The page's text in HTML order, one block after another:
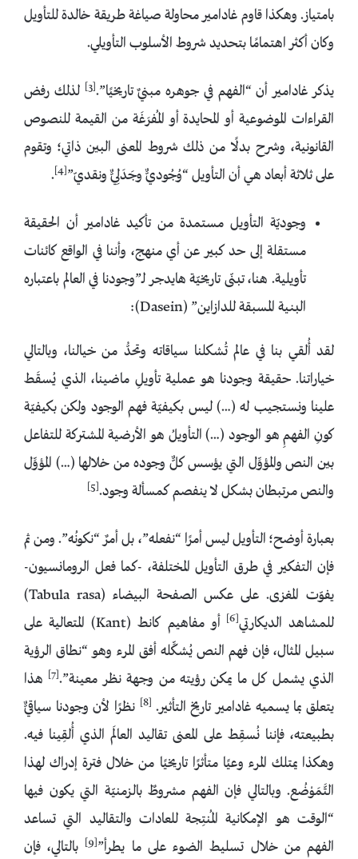
بامتياز. وهكذا قاوم غادامير محاولة صياغة طريقة خالدة للتأويل
وكان أكثر اهتمامًا بتحديد شروط الأسلوب التأويلي.
يذكر غادامير أن “الفهم في جوهره مبنيٌ تاريخيًا”.[3]
لذلك رفض
القراءات الموضوعية أو المحايدة أو المُفرَغَة من القيمة للنصوص
القانونية، وشرح بدلًا من ذلك شروط المعنى البين ذاتي؛ وتقوم
على ثلاثة أبعاد هي أن التأويل “وُجُوديٌّ وجَدَلِيٌّ ونقديّ”[4]
.
وجوديّة التأويل مستمدة من تأكيد غادامير أن الحقيقة
مستقلة إلى حد كبير عن أي منهج، وأننا في الواقع كائنات
تأويلية. هنا، تبنّى تاريخيّة هايدجر لـ”وجودنا في العالم باعتباره
البنية المسبقة للدازاين” (Dasein):
لقد أُلقي بنا في عالم تُشكلنا سياقاته وتحدُّ من خيالنا، وبالتالي
خياراتنا. حقيقة وجودنا هو عملية تأويلِ ماضينا، الذي يُسقَط
علينا ونستجيب له (…) ليس بكيفيّة فهم الوجود ولكن بكيفيّة
كونِ الفهمِ هو الوجود (…) التأويلُ هو الأرضية المشتركة للتفاعل
بين النص والمؤوِّل التي يؤسس كلٌّ وجوده من خلالها (…) المؤوِّل
والنص مرتبطان بشكل لا ينفصم كمسألة وجود.[5]
بعبارة أوضح؛ التأويل ليس أمرًا “نفعله”، بل أمرٌ “نكونُه”. ومن ثم
فإن التفكير في طرق التأويل المختلفة، -كما فعل الرومانسيون-
يفوّت المغزى. على عكس الصفحة البيضاء (Tabula rasa)
للمشاهد الديكارتي[6]
أو مفاهيم كانط (Kant) المتعالية على
سبيل المثال، فإن فهم النص يُشكِّله أفق المرء وهو “نطاق الرؤية
الذي يشمل كل ما يمكن رؤيته من وجهة نظر معينة”.[7]
هذا
يتعلق بما يسميه غادامير تاريخ التأثير. [8]
نظرًا لأن وجودنا سياقيٌّ
بطبيعته، فإننا نُسقِط على المعنى تقاليد العالَم الذي أُلقِينا فيه.
وهكذا يمتلك المرء وعيًا متأثرًا تاريخيًا من خلال فترة إدراك لهذا
التَّمَوْضُع. وبالتالي فإن الفهم مشروطٌ بالزمنيّة التي يكون فيها
“الوقت هو الإمكانية المُنتِجة للعادات والتقاليد التي تساعد
الفهم من خلال تسليط الضوء على ما يطرأ”[9]
بالتالي، فإن